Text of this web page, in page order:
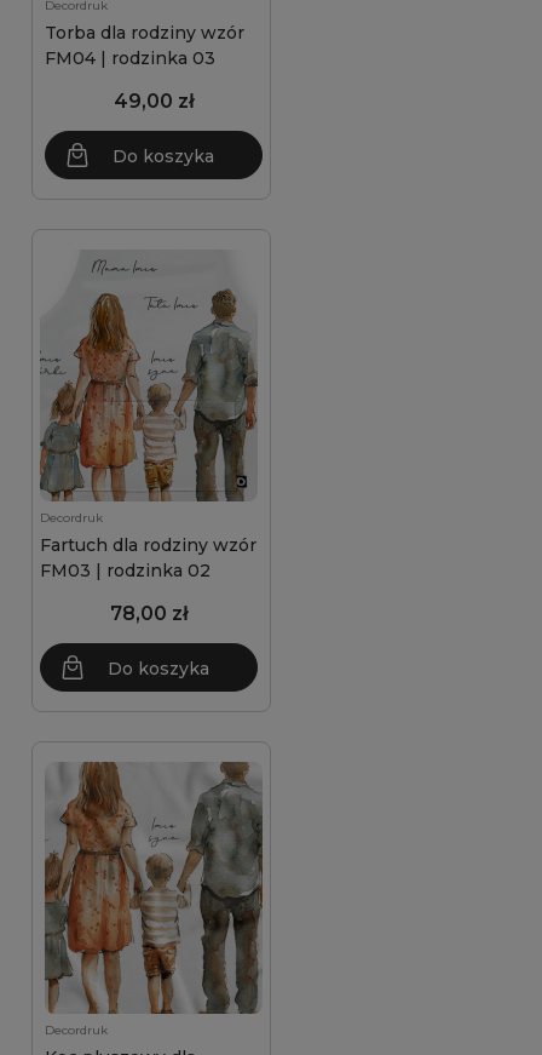
Decordruk
Torba dla rodziny wzór
FM04 | rodzinka 03
49,00 zł
Do koszyka
Decordruk
Fartuch dla rodziny wzór
FM03 | rodzinka 02
78,00 zł
Do koszyka
Decordruk